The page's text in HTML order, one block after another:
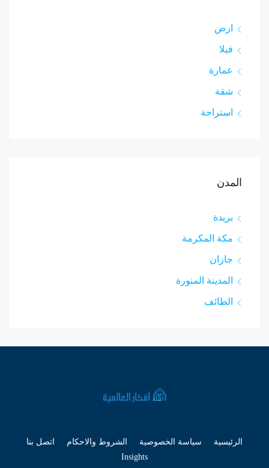
ارض
فيلا
عمارة
شقة
استراحة
المدن
بريدة
مكة المكرمة
جازان
المدينة المنورة
الطائف
الرئيسية سياسة الخصوصية الشروط والاحكام
اتصل بنا
Insights